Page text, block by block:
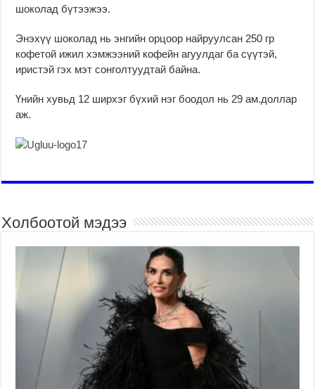
шоколад бүтээжээ.
Энэхүү шоколад нь энгийн орцоор найруулсан 250 гр
кофетой ижил хэмжээний кофейн агуулдаг ба сүүтэй,
иристэй гэх мэт сонголтуудтай байна.
Үнийн хувьд 12 ширхэг бүхий нэг боодол нь 29 ам.доллар
аж.
Холбоотой мэдээ